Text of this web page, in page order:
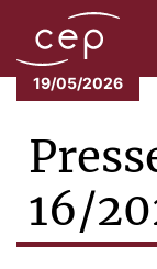
19/05/2026
16/